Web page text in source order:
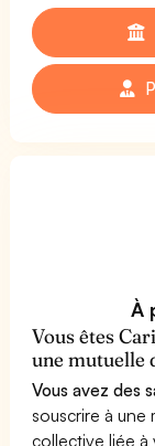
À
Vous êtes
une mutuelle
Vous avez des
souscrire à
collective liée à